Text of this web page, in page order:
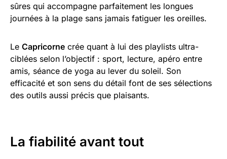
sûres qui accompagne parfaitement les longues
journées à la plage sans jamais fatiguer les oreilles.
Le Capricorne crée quant à lui des playlists ultra-
ciblées selon l’objectif : sport, lecture, apéro entre
amis, séance de yoga au lever du soleil. Son
efficacité et son sens du détail font de ses sélections
des outils aussi précis que plaisants.
La fiabilité avant tout